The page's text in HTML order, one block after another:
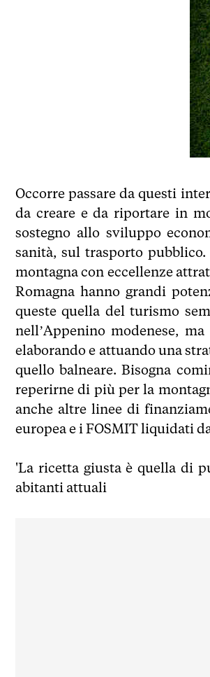
Occorre passare da questi
da creare e da riportare in
sostegno allo sviluppo
sanità, sul trasporto
montagna con eccellenze
Romagna hanno grandi
queste quella del turismo
nell’Appenino modenese,
elaborando e attuando una
quello balneare. Bisogna
reperirne di più per la
anche altre linee di
europea e i FOSMIT liquidati
'La ricetta giusta è quella di
abitanti attuali